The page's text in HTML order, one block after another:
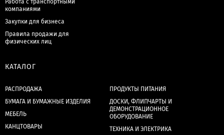
Работа с транспортными
компаниями
Закупки для бизнеса
Правила продажи для
физических лиц
КАТАЛОГ
РАСПРОДАЖА
БУМАГА И БУМАЖНЫЕ ИЗДЕЛИЯ
МЕБЕЛЬ
КАНЦТОВАРЫ
ПРОДУКТЫ ПИТАНИЯ
ДОСКИ, ФЛИПЧАРТЫ И
ДЕМОНСТРАЦИОННОЕ
ОБОРУДОВАНИЕ
ТЕХНИКА И ЭЛЕКТРИКА